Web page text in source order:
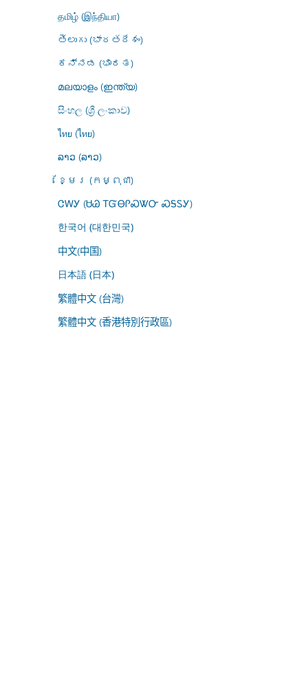
தமிழ் (இந்தியா)
తెలుగు (భారతదేశం)
ಕನ್ನಡ (ಭಾರತ)
മലയാളം (ഇന്ത്യ)
සිංහල (ශ්‍රී ලංකාව)
ไทย (ไทย)
ລາວ (ລາວ)
ខ្មែរ (កម្ពុជា)
ᏣᎳᎩ (ᏌᏊ ᎢᏳᎾᎵᏍᏔᏅ ᏍᎦᏚᎩ)
한국어 (대한민국)
中文(中国)
日本語 (日本)
繁體中文 (台灣)
繁體中文 (香港特別行政區)